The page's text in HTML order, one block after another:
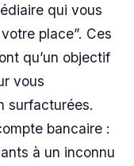
qui vous
place”. Ces
qu’un objectif
vous
surfacturées.
bancaire :
à un inconnu